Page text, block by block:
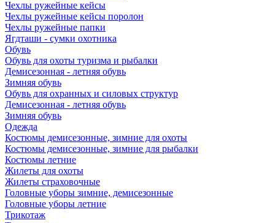
Чехлы ружейные кейсы
Чехлы ружейные кейсы поролон
Чехлы ружейные папки
Ягдташи - сумки охотника
Обувь
Обувь для охоты туризма и рыбалки
Демисезонная - летняя обувь
Зимняя обувь
Обувь для охранных и силовых структур
Демисезонная - летняя обувь
Зимняя обувь
Одежда
Костюмы демисезонные, зимние для охоты
Костюмы демисезонные, зимние для рыбалки
Костюмы летние
Жилеты для охоты
Жилеты страховочные
Головные уборы зимние, демисезонные
Головные уборы летние
Трикотаж